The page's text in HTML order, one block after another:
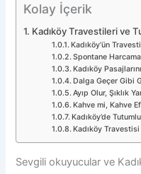
Kolay İçerik
Kadıköy Travestileri ve
Kadıköy’ün
Spontane
Kadıköy
Dalga Geçer Gibi
Ayıp Olur, Şıklık
Kahve mi, Kahve
Kadıköy’de
Kadıköy Travestisi
Sevgili okuyucular ve